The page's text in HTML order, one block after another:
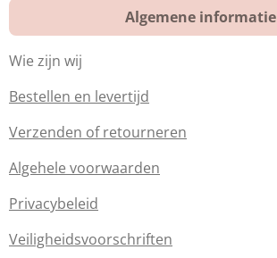
Algemene informatie
Wie zijn wij
Bestellen en levertijd
Verzenden of retourneren
Algehele voorwaarden
Privacybeleid
Veiligheidsvoorschriften